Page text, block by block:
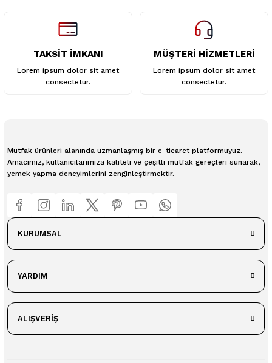
TAKSİT İMKANI
Lorem ipsum dolor sit amet
consectetur.
MÜŞTERİ HİZMETLERİ
Lorem ipsum dolor sit amet
consectetur.
Mutfak ürünleri alanında uzmanlaşmış bir e-ticaret platformuyuz.
Amacımız, kullanıcılarımıza kaliteli ve çeşitli mutfak gereçleri sunarak,
yemek yapma deneyimlerini zenginleştirmektir.
KURUMSAL
YARDIM
ALIŞVERİŞ